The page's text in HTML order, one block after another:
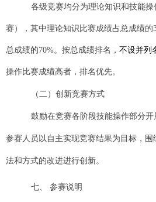
各级竞赛均分为理论知识和技能
赛），其中理论知识比赛成绩占总成绩的
总成绩的70%。按总成绩排名， 不设并列
操作比赛成绩高者，排名优先。
（二）创新竞赛方式
鼓励在竞赛各阶段技能操作部分
参赛人员以自主实现竞赛结果为目标，
法和方式的改进进行创新。
七、 参赛说明